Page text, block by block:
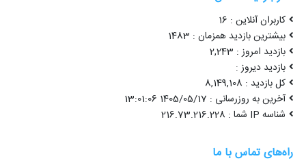
کاربران آنلاین : 16
بیشترین بازدید همزمان : 1483
بازدید امروز : 2,243
بازدید دیروز :
کل بازدید : 8,149,108
آخرین به روزرسانی : 1405/05/17 13:01:06
شناسه IP شما : 216.73.216.228
راه‌های تماس با ما